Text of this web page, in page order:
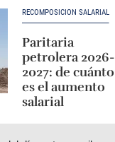
RECOMPOSICIÓN SALARIAL
Paritaria
petrolera 2026-
2027: de cuánto
es el aumento
salarial